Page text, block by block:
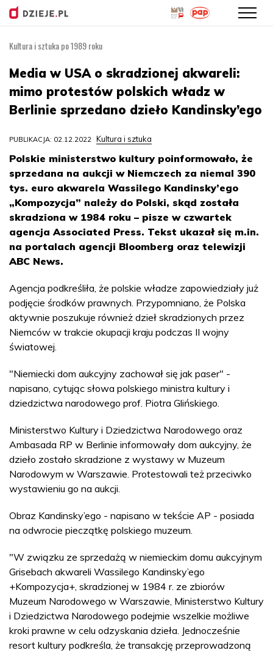
treści
Kultura i sztuka po 1989 roku
Media w USA o skradzionej akwareli:
mimo protestów polskich władz w
Berlinie sprzedano dzieło Kandinsky’ego
PUBLIKACJA: 02.12.2022 Kultura i sztuka
Polskie ministerstwo kultury poinformowało, że
sprzedana na aukcji w Niemczech za niemal 390
tys. euro akwarela Wassilego Kandinsky’ego
„Kompozycja” należy do Polski, skąd została
skradziona w 1984 roku – pisze w czwartek
agencja Associated Press. Tekst ukazał się m.in.
na portalach agencji Bloomberg oraz telewizji
ABC News.
Agencja podkreśliła, że polskie władze zapowiedziały już
podjęcie środków prawnych. Przypomniano, że Polska
aktywnie poszukuje również dzieł skradzionych przez
Niemców w trakcie okupacji kraju podczas II wojny
światowej.
"Niemiecki dom aukcyjny zachował się jak paser" -
napisano, cytując słowa polskiego ministra kultury i
dziedzictwa narodowego prof. Piotra Glińskiego.
Ministerstwo Kultury i Dziedzictwa Narodowego oraz
Ambasada RP w Berlinie informowały dom aukcyjny, że
dzieło zostało skradzione z wystawy w Muzeum
Narodowym w Warszawie. Protestowali też przeciwko
wystawieniu go na aukcji.
Obraz Kandinsky’ego - napisano w tekście AP - posiada
na odwrocie pieczątkę polskiego muzeum.
"W związku ze sprzedażą w niemieckim domu aukcyjnym
Grisebach akwareli Wassilego Kandinsky’ego
+Kompozycja+, skradzionej w 1984 r. ze zbiorów
Muzeum Narodowego w Warszawie, Ministerstwo Kultury
i Dziedzictwa Narodowego podejmie wszelkie możliwe
kroki prawne w celu odzyskania dzieła. Jednocześnie
resort kultury podkreśla, że transakcję przeprowadzoną